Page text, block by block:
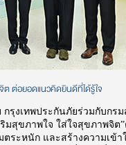
ต่อยอดแนวคิดยินดีที่ได้รู้ใจ
รุงเทพประกันภัยร่วมกับกร
สุขภาพใจ ใส่ใจสุขภาพจิต”
ระหนัก และสร้างความเข้า